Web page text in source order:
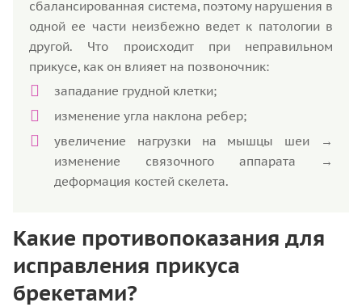
сбалансированная система, поэтому нарушения в
одной ее части неизбежно ведет к патологии в
другой. Что происходит при неправильном
прикусе, как он влияет на позвоночник:
западание грудной клетки;
изменение угла наклона ребер;
увеличение нагрузки на мышцы шеи →
изменение связочного аппарата →
деформация костей скелета.
Какие противопоказания для
исправления прикуса
брекетами?